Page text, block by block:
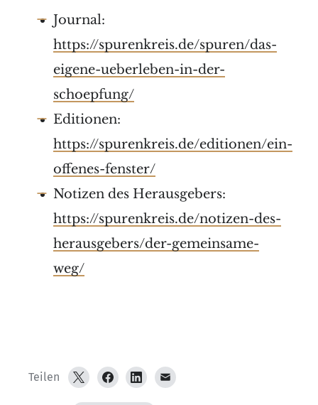
Journal:
https://spurenkreis.de/spuren/das-
eigene-ueberleben-in-der-
schoepfung/
Editionen:
https://spurenkreis.de/editionen/ein-
offenes-fenster/
Notizen des Herausgebers:
https://spurenkreis.de/notizen-des-
herausgebers/der-gemeinsame-
weg/
Teilen